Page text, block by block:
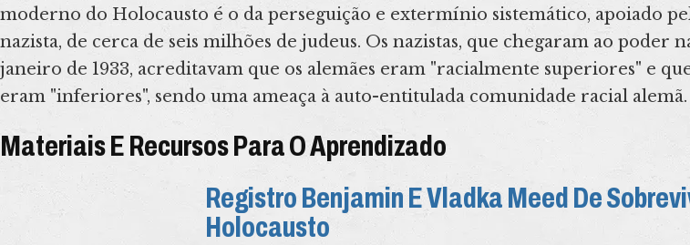
moderno do Holocausto é o da perseguição e extermínio sistemático, apoiado
nazista, de cerca de seis milhões de judeus. Os nazistas, que chegaram ao poder
janeiro de 1933, acreditavam que os alemães eram "racialmente superiores" e
eram "inferiores", sendo uma ameaça à auto-entitulada comunidade racial alemã.
Materiais E Recursos Para O Aprendizado
Registro Benjamin E Vladka Meed De
Holocausto